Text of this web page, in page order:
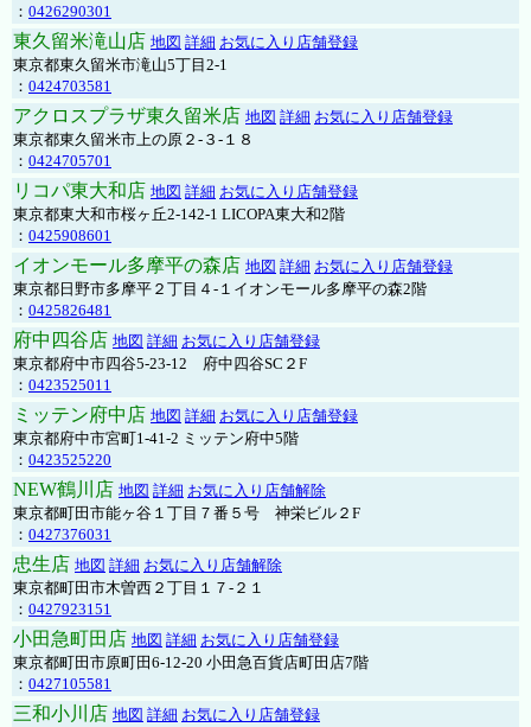
： 0426290301
東久留米滝山店 地図 詳細 お気に入り店舗登録
東京都東久留米市滝山5丁目2-1
： 0424703581
アクロスプラザ東久留米店 地図 詳細 お気に入り店舗登録
東京都東久留米市上の原２-３-１８
： 0424705701
リコパ東大和店 地図 詳細 お気に入り店舗登録
東京都東大和市桜ヶ丘2-142-1 LICOPA東大和2階
： 0425908601
イオンモール多摩平の森店 地図 詳細 お気に入り店舗登録
東京都日野市多摩平２丁目４-１イオンモール多摩平の森2階
： 0425826481
府中四谷店 地図 詳細 お気に入り店舗登録
東京都府中市四谷5-23-12 府中四谷SC２F
： 0423525011
ミッテン府中店 地図 詳細 お気に入り店舗登録
東京都府中市宮町1-41-2 ミッテン府中5階
： 0423525220
NEW鶴川店 地図 詳細 お気に入り店舗解除
東京都町田市能ヶ谷１丁目７番５号 神栄ビル２F
： 0427376031
忠生店 地図 詳細 お気に入り店舗解除
東京都町田市木曽西２丁目１７-２１
： 0427923151
小田急町田店 地図 詳細 お気に入り店舗登録
東京都町田市原町田6-12-20 小田急百貨店町田店7階
： 0427105581
三和小川店 地図 詳細 お気に入り店舗登録